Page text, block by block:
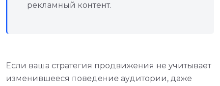
рекламный контент.
Если ваша стратегия продвижения не учитывает
изменившееся поведение аудитории, даже